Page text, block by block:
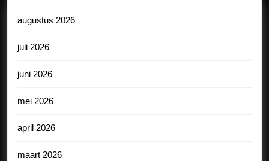
augustus 2026
juli 2026
juni 2026
mei 2026
april 2026
maart 2026